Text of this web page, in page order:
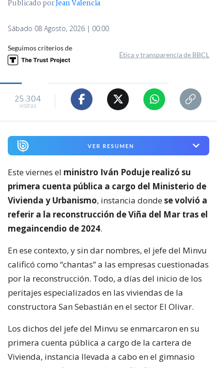
Publicado porJean Valencia
Sábado 08 Agosto, 2026 | 00:00
Seguimos criterios de
Ética y transparencia de BBCL
25.304
visitas
VER RESUMEN
Este viernes el ministro Iván Poduje realizó su
primera cuenta pública a cargo del Ministerio de
Vivienda y Urbanismo, instancia dondese volvió a
referir a la reconstrucción de Viña del Mar tras el
megaincendio de 2024.
En ese contexto, y sin dar nombres, el jefe del Minvu
calificó como “chantas” a las empresas cuestionadas
por la reconstrucción. Todo, a días del inicio de los
peritajes especializados en las viviendas de la
constructora San Sebastián en el sector El Olivar.
Los dichos del jefe del Minvu se enmarcaron en su
primera cuenta pública a cargo de la cartera de
Vivienda, instancia llevada a cabo en el gimnasio